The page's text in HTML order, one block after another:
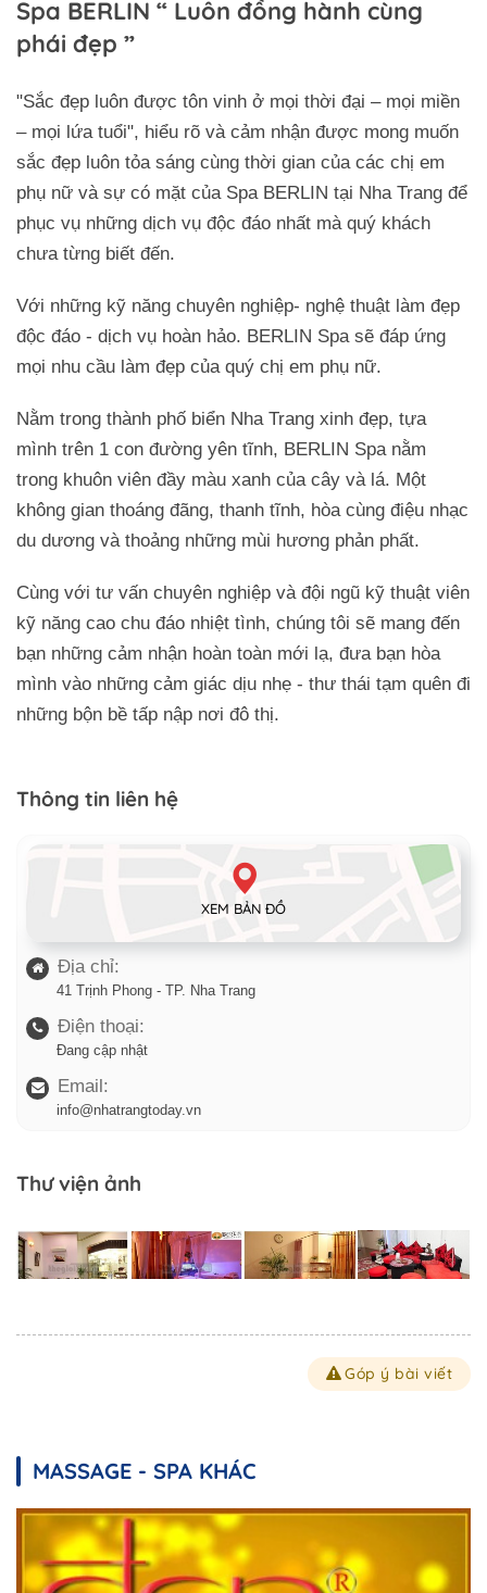
Spa BERLIN
Luôn đồng hành cùng
phái đẹp
"Sắc đẹp luôn được tôn vinh ở mọi thời đại – mọi miền
– mọi lứa tuổi", hiểu rõ và cảm nhận được mong muốn
sắc đẹp luôn tỏa sáng cùng thời gian của các chị em
phụ nữ và sự có mặt của Spa BERLIN tại Nha Trang để
phục vụ những dịch vụ độc đáo nhất mà quý khách
chưa từng biết đến.
Với những kỹ năng chuyên nghiệp- nghệ thuật làm đẹp
độc đáo - dịch vụ hoàn hảo. BERLIN Spa sẽ đáp ứng
mọi nhu cầu làm đẹp của quý chị em phụ nữ.
Nằm trong thành phố biển Nha Trang xinh đẹp, tựa
mình trên 1 con đường yên tĩnh, BERLIN Spa nằm
trong khuôn viên đầy màu xanh của cây và lá. Một
không gian thoáng đãng, thanh tĩnh, hòa cùng điệu nhạc
du dương và thoảng những mùi hương phản phất.
Cùng với tư vấn chuyên nghiệp và đội ngũ kỹ thuật viên
kỹ năng cao chu đáo nhiệt tình, chúng tôi sẽ mang đến
bạn những cảm nhận hoàn toàn mới lạ, đưa bạn hòa
mình vào những cảm giác dịu nhẹ - thư thái tạm quên đi
những bộn bề tấp nập nơi đô thị.
Thông tin liên hệ
XEM BẢN ĐỒ
Địa chỉ:
41 Trịnh Phong - TP. Nha Trang
Điện thoại:
Đang cập nhật
Email:
info@nhatrangtoday.vn
Thư viện ảnh
Góp ý bài viết
MASSAGE - SPA KHÁC